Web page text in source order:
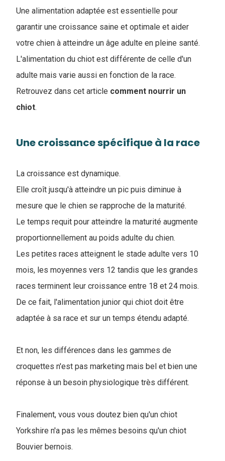
Une alimentation adaptée est essentielle pour
garantir une croissance saine et optimale et aider
votre chien à atteindre un âge adulte en pleine santé.
L'alimentation du chiot est différente de celle d'un
adulte mais varie aussi en fonction de la race.
Retrouvez dans cet article comment nourrir un
chiot.
Une croissance spécifique à la race
La croissance est dynamique.
Elle croît jusqu'à atteindre un pic puis diminue à
mesure que le chien se rapproche de la maturité.
Le temps requit pour atteindre la maturité augmente
proportionnellement au poids adulte du chien.
Les petites races atteignent le stade adulte vers 10
mois, les moyennes vers 12 tandis que les grandes
races terminent leur croissance entre 18 et 24 mois.
De ce fait, l'alimentation junior qui chiot doit être
adaptée à sa race et sur un temps étendu adapté.
Et non, les différences dans les gammes de
croquettes n'est pas marketing mais bel et bien une
réponse à un besoin physiologique très différent.
Finalement, vous vous doutez bien qu'un chiot
Yorkshire n'a pas les mêmes besoins qu'un chiot
Bouvier bernois.